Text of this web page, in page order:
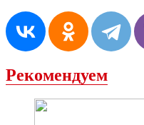
Рекомендуем